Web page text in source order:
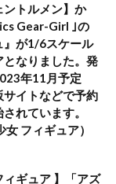
ントルメン】か
Gear-Girl ｣の
』が1/6スケール
となりました。発
年11月予定
サイトなどで予約
れています。
女 フィギュア）
ィギュア 】「アズ